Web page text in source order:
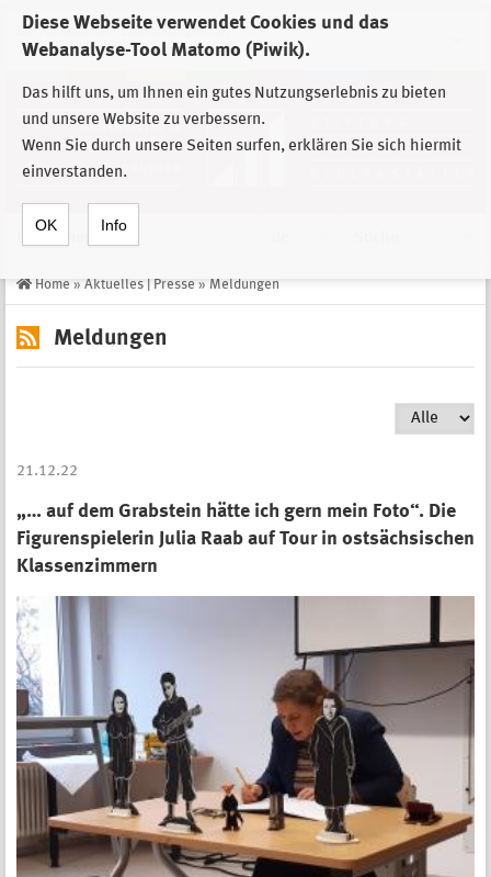
Diese Webseite verwendet Cookies und das
Webanalyse-Tool Matomo (Piwik).
Das hilft uns, um Ihnen ein gutes Nutzungserlebnis zu bieten
und unsere Website zu verbessern.
Wenn Sie durch unsere Seiten surfen, erklären Sie sich hiermit
einverstanden.
OK Info
Zur Auswahl der Einrichtungen der
Stiftung Sächsische Gedenkstätten
Home » Aktuelles | Presse » Meldungen
Meldungen
21.12.22
„… auf dem Grabstein hätte ich gern mein Foto“. Die
Figurenspielerin Julia Raab auf Tour in ostsächsischen
Klassenzimmern